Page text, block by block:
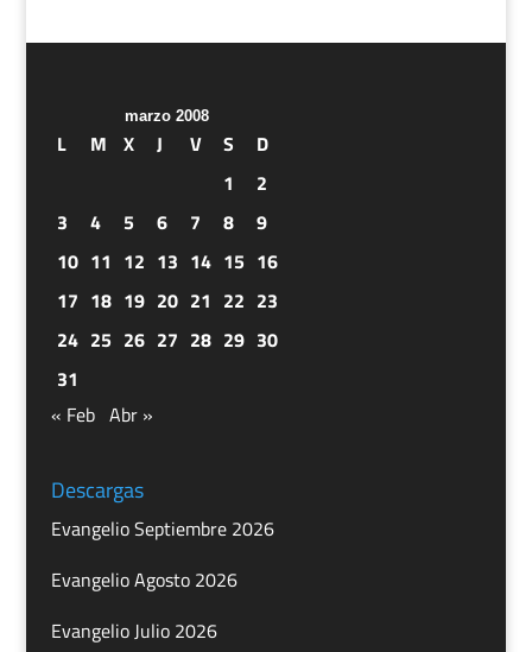
marzo 2008
L M X J V S
D
1
2
3
4 5 6 7 8
9
10 11 12 13 14 15 16
17 18 19 20 21 22 23
24 25 26 27 28 29 30
31
« Feb Abr »
Descargas
Evangelio Septiembre 2026
Evangelio Agosto 2026
Evangelio Julio 2026